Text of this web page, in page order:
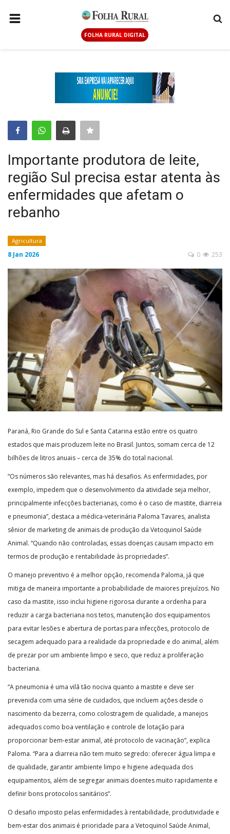
FOLHA RURAL DIGITAL
GERAL
CONTATO
LOGIN
CADASTRAR
FOLHA RURAL DIGITAL
Importante produtora de leite,
região Sul precisa estar atenta às
enfermidades que afetam o
rebanho
Agricultura
8 Jan 2026 253
0
Paraná, Rio Grande do Sul e Santa Catarina estão entre os quatro
estados que mais produzem leite no Brasil. Juntos, somam cerca de 12
bilhões de litros anuais – cerca de 35% do total nacional.
“Os números são relevantes, mas há desafios. As enfermidades, por
exemplo, impedem que o desenvolvimento da atividade seja melhor,
principalmente infecções bacterianas, como é o caso de mastite, diarreia
e pneumonia”, destaca a médica-veterinária Paloma Tavares, analista
sênior de marketing de animais de produção da Vetoquinol Saúde
Animal. “Quando não controladas, essas doenças causam impacto em
termos de produção e rentabilidade às propriedades”.
O manejo preventivo é a melhor opção, recomenda Paloma, já que
mitiga de maneira importante a probabilidade de maiores prejuízos. No
caso da mastite, isso inclui higiene rigorosa durante a ordenha para
reduzir a carga bacteriana nos tetos, manutenção dos equipamentos
para evitar lesões e abertura de portas para infecções, protocolo de
secagem adequado para a realidade da propriedade e do animal, além
de prezar por um ambiente limpo e seco, que reduz a proliferação
bacteriana.
“A pneumonia é uma vilã tão nociva quanto a mastite e deve ser
prevenida com uma série de cuidados, que incluem ações desde o
nascimento da bezerra, como colostragem de qualidade, a manejos
adequados como boa ventilação e controle de lotação para
proporcionar bem-estar animal, até protocolo de vacinação”, explica
Paloma. “Para a diarreia não tem muito segredo: oferecer água limpa e
de qualidade, garantir ambiente limpo e higiene adequada dos
equipamentos, além de segregar animais doentes muito rapidamente e
definir bons protocolos sanitários”.
O desafio imposto pelas enfermidades à rentabilidade, produtividade e
bem-estar dos animais é prioridade para a Vetoquinol Saúde Animal,